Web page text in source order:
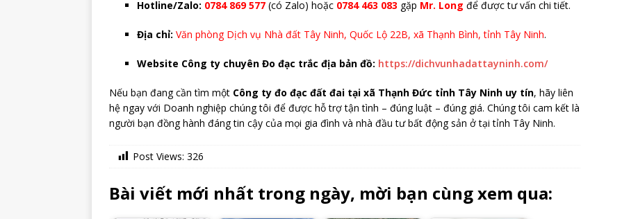
Hotline/Zalo: 0784 869 577 (có Zalo) hoặc 0784 463 083 gặp Mr. Long để được tư vấn chi tiết.
Địa chỉ: Văn phòng Dịch vụ Nhà đất Tây Ninh, Quốc Lộ 22B, xã Thạnh Bình, tỉnh Tây Ninh.
Website Công ty chuyên Đo đạc trắc địa bản đồ: https://dichvunhadattayninh.com/
Nếu bạn đang cần tìm một Công ty đo đạc đất đai tại xã Thạnh Đức tỉnh Tây Ninh uy tín, hãy liên
hệ ngay với Doanh nghiệp chúng tôi để được hỗ trợ tận tình – đúng luật – đúng giá. Chúng tôi cam kết là
người bạn đồng hành đáng tin cậy của mọi gia đình và nhà đầu tư bất động sản ở tại tỉnh Tây Ninh.
Post Views: 326
Bài viết mới nhất trong ngày, mời bạn cùng xem qua: